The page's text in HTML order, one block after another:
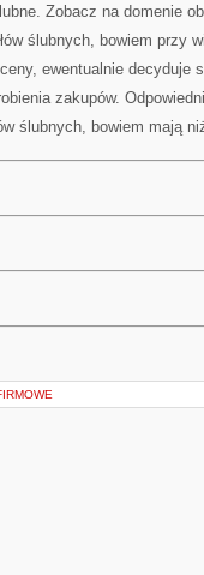
Zobacz na domenie
ślubnych, bowiem przy
ewentualnie decyduje
zakupów.
ślubnych, bowiem mają